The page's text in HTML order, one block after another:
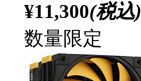
¥11,300(税込)
数量限定